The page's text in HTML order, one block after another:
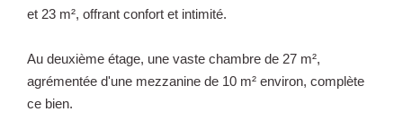
et 23 m², offrant confort et intimité.
Au deuxième étage, une vaste chambre de 27 m²,
agrémentée d'une mezzanine de 10 m² environ, complète
ce bien.